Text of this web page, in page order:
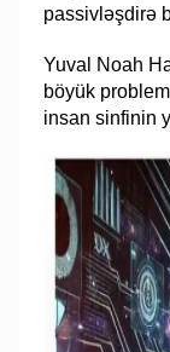
passivləşdirə
Yuval Noah
böyük
insan sinfinin